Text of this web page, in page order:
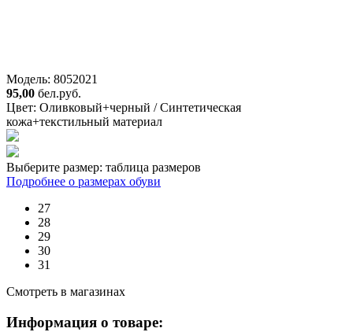
Модель: 8052021
95,00 бел.руб.
Цвет: Оливковый+черный / Синтетическая
кожа+текстильный материал
Выберите размер: таблица размеров
Подробнее о размерах обуви
27
28
29
30
31
Смотреть в магазинах
Информация о товаре: